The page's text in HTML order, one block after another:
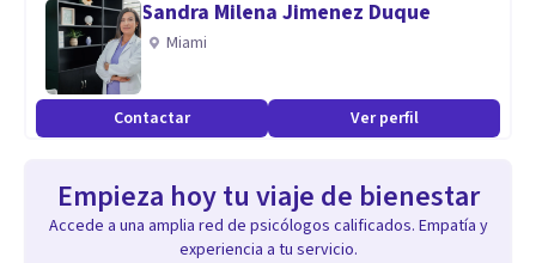
Sandra Milena Jimenez Duque
Miami
Contactar Ver perfil
Empieza hoy tu viaje de bienestar
Accede a una amplia red de psicólogos calificados. Empatía y
experiencia a tu servicio.